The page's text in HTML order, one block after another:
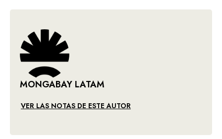
MONGABAY LATAM
VER LAS NOTAS DE ESTE AUTOR